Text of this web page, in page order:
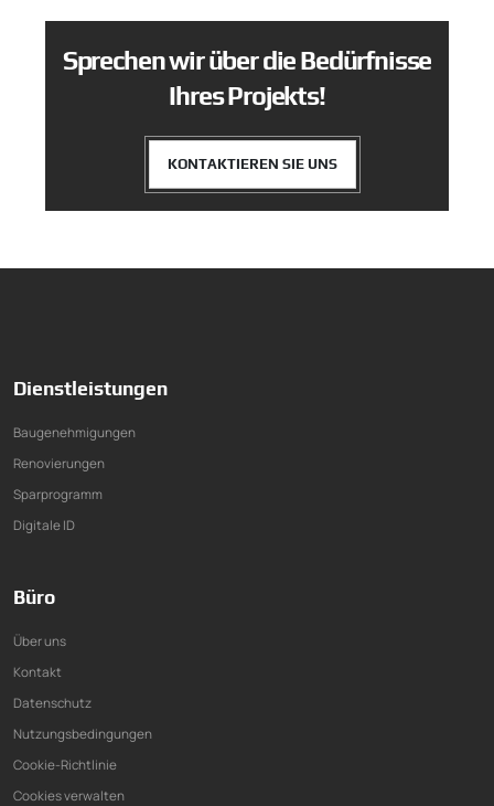
Sprechen wir über die Bedürfnisse
Ihres Projekts!
KONTAKTIEREN SIE UNS
Dienstleistungen
Baugenehmigungen
Renovierungen
Sparprogramm
Digitale ID
Büro
Über uns
Kontakt
Datenschutz
Nutzungsbedingungen
Cookie-Richtlinie
Cookies verwalten